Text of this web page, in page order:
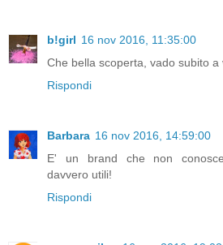
b!girl 16 nov 2016, 11:35:00
Che bella scoperta, vado subito a
Rispondi
Barbara 16 nov 2016, 14:59:00
E' un brand che non
davvero utili!
Rispondi